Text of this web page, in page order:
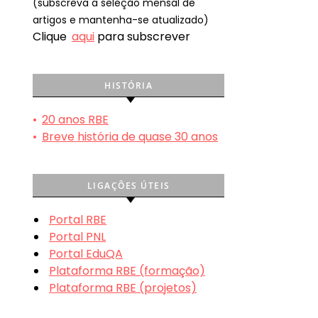
artigos e mantenha-se atualizado)
Clique aqui para subscrever
HISTÓRIA
• 20 anos RBE
• Breve história de quase 30 anos
LIGAÇÕES ÚTEIS
Portal RBE
Portal PNL
Portal EduQA
Plataforma RBE (formação)
Plataforma RBE (projetos)